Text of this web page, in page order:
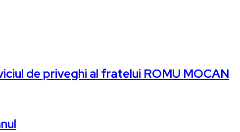
de priveghi al fratelui ROMU MOCAN